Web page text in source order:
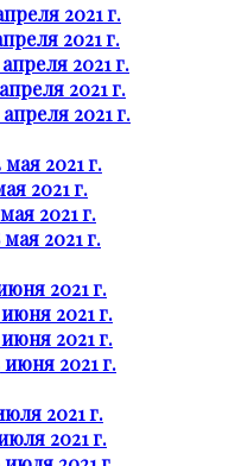
2021 г.
2021 г.
2021 г.
2021 г.
2021 г.
2021 г.
2021 г.
2021 г.
2021 г.
2021 г.
2021 г.
2021 г.
2021 г.
2021 г.
2021 г.